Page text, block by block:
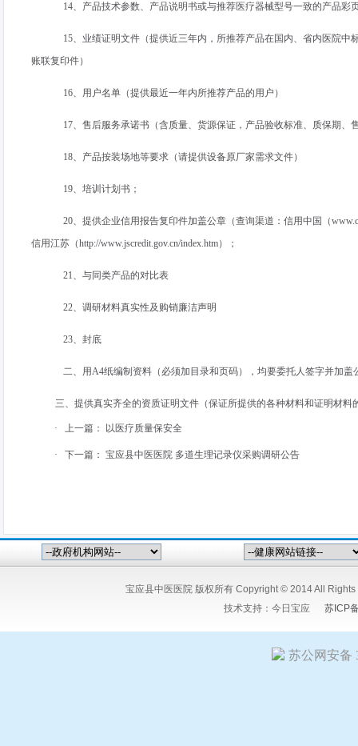
14、产品技术参数、产品说明书或与推荐医疗器械型号一致的产品彩
15、业绩证明文件（提供近三年内，所推荐产品在国内、省内医院
账联复印件）
16、用户名单（提供最近一年内所推荐产品的用户）
17、售后服务承诺书（含质量、货源保证，产品验收标准、质保期、
18、产品按装场地等要求（请提供设备原厂家需求文件）
19、培训计划书；
20、提供企业信用报告复印件加盖公章（查询渠道：信用中国（
信用江苏（http://www.jscredit.gov.cn/index.htm）；
21、与同类产品的对比表
22、调研材料真实性及购销廉洁声明
23、封底
二、用A4纸编制资料（必须加目录和页码），均要委托人签字并加盖
三、提供真实齐全的资质证明文件（保证所提供的各种材料和证明材料
· 上一篇： 以医疗质量保安全
· 下一篇： 宝应县中医医院 多道生理记录仪采购调研公告
宝应县中医医院 版权所有 Copyright © 2014 All
技术支持： 今日宝应 苏ICP
苏公网安备